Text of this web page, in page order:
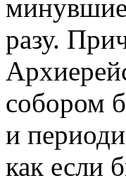
разу.
собором
и
как если